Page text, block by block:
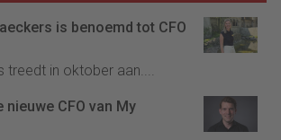
is benoemd tot CFO
treedt in oktober aan....
nieuwe CFO van My